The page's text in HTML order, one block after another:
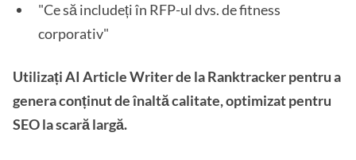
"Ce să includeți în RFP-ul dvs. de fitness
corporativ"
Utilizați AI Article Writer de la Ranktracker pentru a
genera conținut de înaltă calitate, optimizat pentru
SEO la scară largă.